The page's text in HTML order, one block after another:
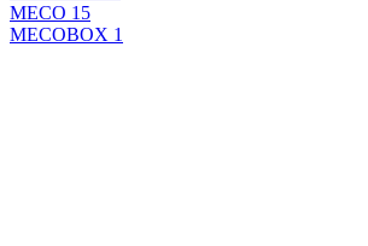
MECO 15
MECOBOX 1